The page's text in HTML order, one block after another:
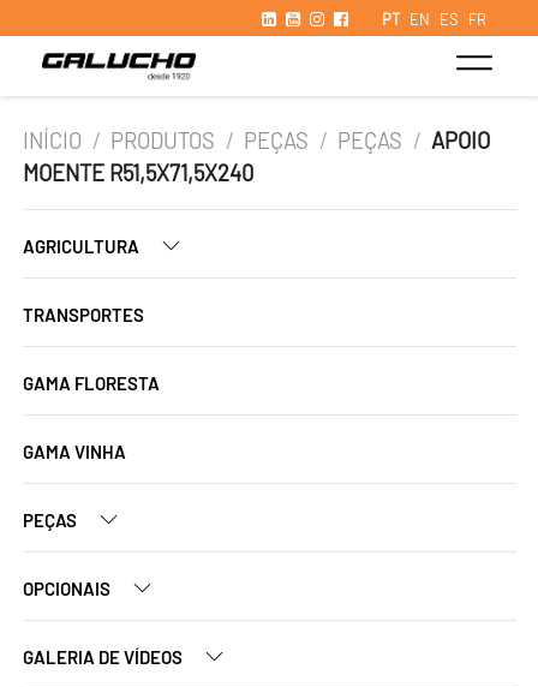
PT EN ES FR
INÍCIO / PRODUTOS / PEÇAS / PEÇAS / APOIO
MOENTE R51,5X71,5X240
AGRICULTURA
TRANSPORTES
GAMA FLORESTA
GAMA VINHA
PEÇAS
OPCIONAIS
GALERIA DE VÍDEOS